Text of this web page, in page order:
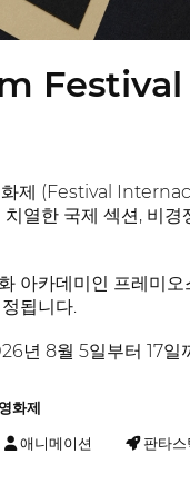
Festival
제 (Festival
열한 국제 섹션, 비
아카데미인 프레미
됩니다.
년 8월 5일부터 17일
화제
애니메이션 판타스